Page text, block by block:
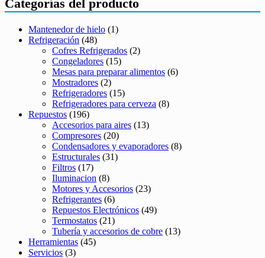
Categorías del producto
Mantenedor de hielo (1)
Refrigeración (48)
Cofres Refrigerados (2)
Congeladores (15)
Mesas para preparar alimentos (6)
Mostradores (2)
Refrigeradores (15)
Refrigeradores para cerveza (8)
Repuestos (196)
Accesorios para aires (13)
Compresores (20)
Condensadores y evaporadores (8)
Estructurales (31)
Filtros (17)
Iluminacion (8)
Motores y Accesorios (23)
Refrigerantes (6)
Repuestos Electrónicos (49)
Termostatos (21)
Tubería y accesorios de cobre (13)
Herramientas (45)
Servicios (3)